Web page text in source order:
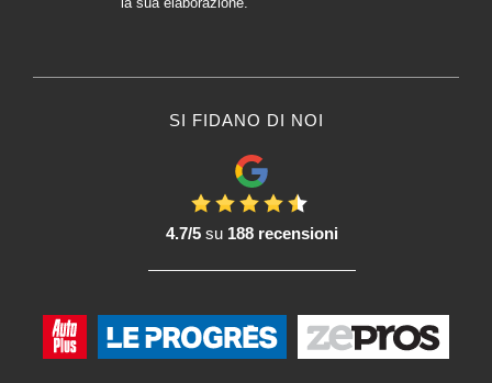
SI FIDANO DI NOI
4.7/5su 188 recensioni